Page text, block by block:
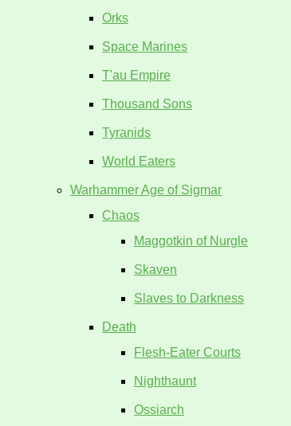
Orks
Space Marines
T'au Empire
Thousand Sons
Tyranids
World Eaters
Warhammer Age of Sigmar
Chaos
Maggotkin of Nurgle
Skaven
Slaves to Darkness
Death
Flesh-Eater Courts
Nighthaunt
Ossiarch